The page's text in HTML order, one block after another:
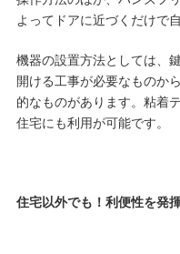
よってドアに近づくだけで
機器の設置方法としては、
開ける工事が必要なものか
的なものがあります。粘着
住宅にも利用が可能です。
住宅以外でも！利便性を発